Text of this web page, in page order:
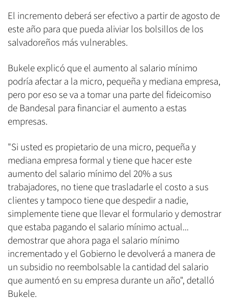
El incremento deberá ser efectivo a partir de agosto de
este año para que pueda aliviar los bolsillos de los
salvadoreños más vulnerables.
Bukele explicó que el aumento al salario mínimo
podría afectar a la micro, pequeña y mediana empresa,
pero por eso se va a tomar una parte del fideicomiso
de Bandesal para financiar el aumento a estas
empresas.
"Si usted es propietario de una micro, pequeña y
mediana empresa formal y tiene que hacer este
aumento del salario mínimo del 20% a sus
trabajadores, no tiene que trasladarle el costo a sus
clientes y tampoco tiene que despedir a nadie,
simplemente tiene que llevar el formulario y demostrar
que estaba pagando el salario mínimo actual...
demostrar que ahora paga el salario mínimo
incrementado y el Gobierno le devolverá a manera de
un subsidio no reembolsable la cantidad del salario
que aumentó en su empresa durante un año", detalló
Bukele.